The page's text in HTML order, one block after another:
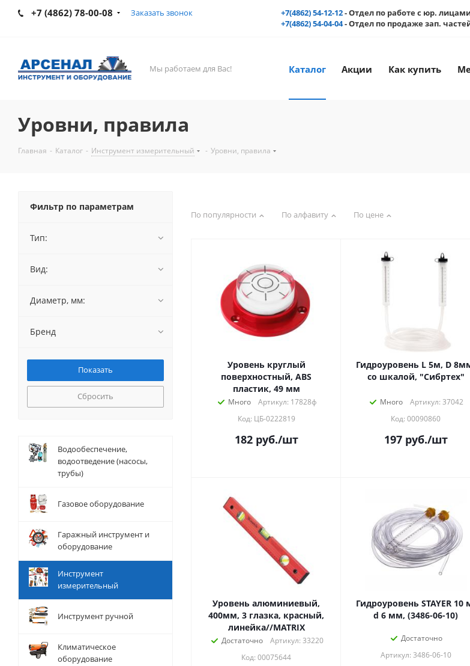
+7 (4862) 78-00-08 Заказать звонок +7(4862) 54-12-12- Отдел по работе с юр.
+7(4862) 54-04-04- Отдел по продаже зап.
Мы работаем для Вас! Каталог Акции Как купить
Уровни, правила
Главная - Каталог - Инструмент измерительный - Уровни, правила
По популярности По алфавиту По цене
Уровень круглый
поверхностный, ABS
пластик, 49 мм
Много
Артикул: 17828ф
Код: ЦБ-0222819
182руб./шт
Гидроуровень L 5м, D
со шкалой, "Сибртех"
Много
Артикул: 37042
Код: 00090860
197руб./шт
Уровень алюминиевый,
400мм, 3 глазка, красный,
линейка//MATRIX
Достаточно
Артикул: 33220
Код: 00075644
Гидроуровень STAYER 10 м,
d 6 мм, (3486-06-10)
Достаточно
Артикул: 3486-06-10
Фильтр по параметрам
Тип:
Вид:
Диаметр, мм:
Бренд
Сбросить
Водообеспечение,
водоотведение (насосы,
трубы)
Газовое оборудование
Гаражный инструмент и
оборудование
Инструмент
измерительный
Инструмент ручной
Климатическое
оборудование